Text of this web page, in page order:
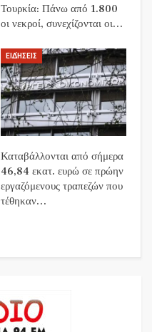
Τουρκία: Πάνω από 1.800
οι νεκροί, συνεχίζονται οι…
ΕΙΔΉΣΕΙΣ
Καταβάλλονται από σήμερα
46,84 εκατ. ευρώ σε πρώην
εργαζόμενους τραπεζών που
τέθηκαν…